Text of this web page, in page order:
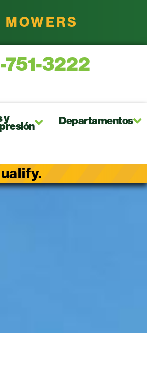
3222
y Departamentos